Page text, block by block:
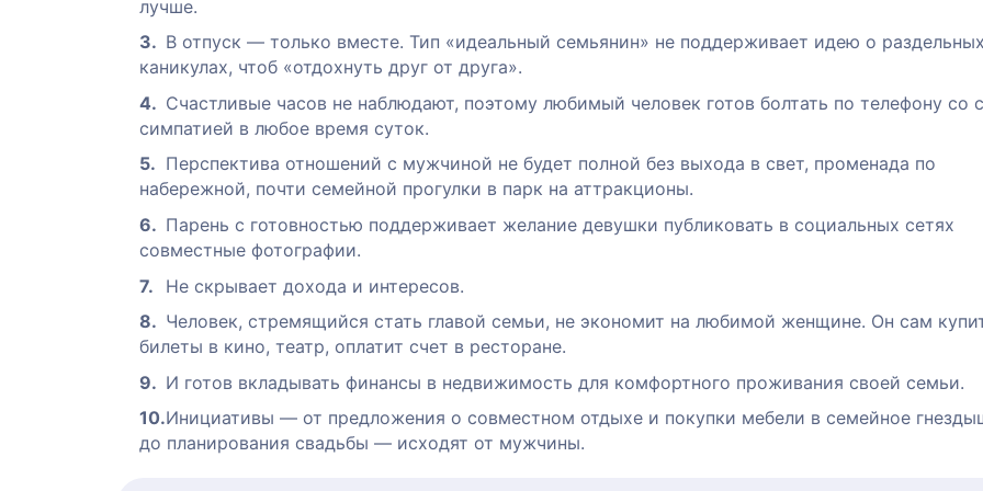
лучше.
В отпуск — только вместе. Тип «идеальный семьянин» не поддерживает идею о раздельных
каникулах, чтоб «отдохнуть друг от друга».
Счастливые часов не наблюдают, поэтому любимый человек готов болтать по телефону со
симпатией в любое время суток.
Перспектива отношений с мужчиной не будет полной без выхода в свет, променада по
набережной, почти семейной прогулки в парк на аттракционы.
Парень с готовностью поддерживает желание девушки публиковать в социальных сетях
совместные фотографии.
Не скрывает дохода и интересов.
Человек, стремящийся стать главой семьи, не экономит на любимой женщине. Он сам
билеты в кино, театр, оплатит счет в ресторане.
И готов вкладывать финансы в недвижимость для комфортного проживания своей семьи.
Инициативы — от предложения о совместном отдыхе и покупки мебели в семейное
до планирования свадьбы — исходят от мужчины.